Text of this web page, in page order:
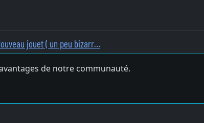
jouet ( un peu bizarr…
de notre communauté.